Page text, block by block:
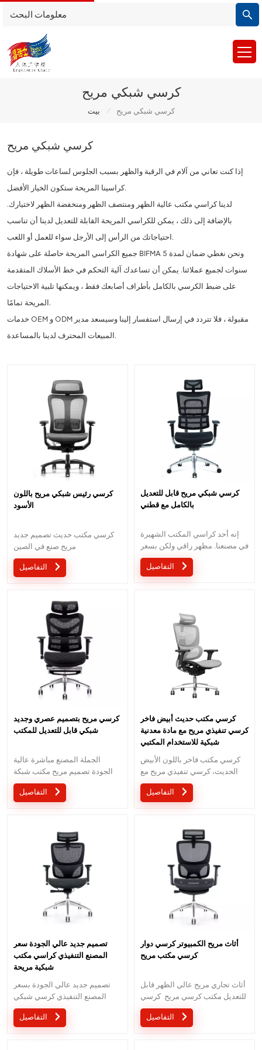
كرسي شبكي مريح
بيت / كرسي شبكي مريح
كرسي شبكي مريح
إذا كنت تعاني من آلام في الرقبة والظهر بسبب الجلوس لساعات طويلة ، فإن
كراسينا المريحة ستكون الخيار الأفضل.
لدينا كراسي مكتب عالية الظهر ومنتصف الظهر ومنخفضة الظهر لاختيارك.
بالإضافة إلى ذلك ، يمكن للكراسي المريحة القابلة للتعديل لدينا أن تناسب
احتياجاتك من الرأس إلى الأرجل سواء للعمل أو اللعب.
جميع الكراسي المريحة حاصلة على شهادة BIFMA ونحن نغطي ضمان لمدة 5
سنوات لجميع عملائنا. يمكن أن تساعدك آلية التحكم في خط الأسلاك المتقدمة
على ضبط الكرسي بالكامل بأطراف أصابعك فقط ، ويمكنها تلبية الاحتياجات
المريحة تمامًا.
خدمات OEM و ODM مقبولة ، فلا تتردد في إرسال استفسار إلينا وسيسعد مدير
المبيعات المحترف لدينا بالمساعدة.
كرسي رئيس شبكي مريح باللون
الأسود
كرسي مكتب حديث تصميم جديد
مريح صنع في الصين
كرسي شبكي مريح قابل للتعديل
بالكامل مع قطني
إنه أحد كراسي المكتب الشهيرة
في مصنعنا. مظهر راقي ولكن بسعر
مناسب.
كرسي مريح بتصميم عصري وجديد
شبكي قابل للتعديل للمكتب
الجملة المصنع مباشرة عالية
الجودة تصميم مريح مكتب شبكة
كرسي موك هو قطعة واحدة ، كمية
كبيرة مع خصم كبير.الخدمة
كرسي مكتب حديث أبيض فاخر
كرسي تنفيذي مريح مع مادة معدنية
شبكية للاستخدام المكتبي
كرسي مكتب فاخر باللون الأبيض
الحديث، كرسي تنفيذي مريح مع
مادة معدنية شبكية للاستخدام
المكتبي
تصميم جديد عالي الجودة سعر
المصنع التنفيذي كراسي مكتب
شبكية مريحة
تصميم جديد عالي الجودة بسعر
المصنع التنفيذي كرسي شبكي
مريح بالكامل ارتفاع الظهر Moq 1
قطعة كرسي بتصميم جديد مع
أثاث مريح الكمبيوتر كرسي دوار
كرسي مكتب مريح
أثاث تجاري مريح عالي الظهر قابل
للتعديل مكتب كرسي مريح كرسي
مكتب بتصميم حديث 2023 مع
مسند رأس ثلاثي الأبعاد هو تصميم